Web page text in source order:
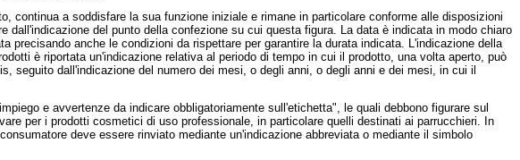
a soddisfare la sua funzione iniziale e rimane in particolare conforme alle disposizioni
del punto della confezione su cui questa figura. La data è indicata in modo chiaro
anche le condizioni da rispettare per garantire la durata indicata. L'indicazione della
è riportata un'indicazione relativa al periodo di tempo in cui il prodotto, una volta aperto, può
dall'indicazione del numero dei mesi, o degli anni, o degli anni e dei mesi, in cui il
e avvertenze da indicare obbligatoriamente sull'etichetta", le quali debbono figurare sul
per i prodotti cosmetici di uso professionale, in particolare quelli destinati ai parrucchieri. In
deve essere rinviato mediante un'indicazione abbreviata o mediante il simbolo